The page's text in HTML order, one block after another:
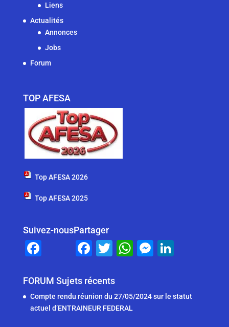
Liens
Actualités
Annonces
Jobs
Forum
TOP AFESA
Top AFESA 2026
Top AFESA 2025
Suivez-nous
c
e
b
Partager
F
c
e
b
T
tt
er
W
s
A
M
e
e
FORUM Sujets récents
Compte rendu réunion du 27/05/2024 sur le statut
actuel d’ENTRAINEUR FEDERAL